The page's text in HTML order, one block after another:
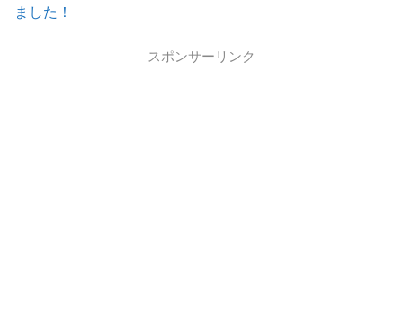
ました！
スポンサーリンク